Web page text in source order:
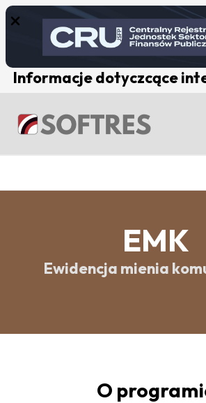
Informacje dotyczcące
Skip
EMK
Ewidencja mienia
O